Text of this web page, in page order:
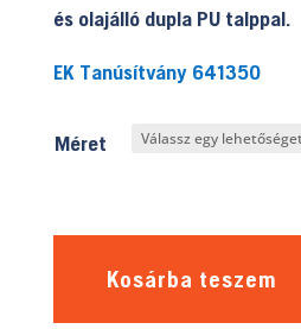
és olajálló dupla PU talppal.
EK Tanúsítvány 641350
Méret
Kosárba teszem